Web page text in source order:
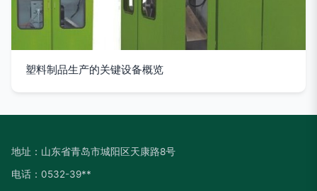
塑料制品生产的关键设备概览
地址：山东省青岛市城阳区天康路8号
电话：0532-39**